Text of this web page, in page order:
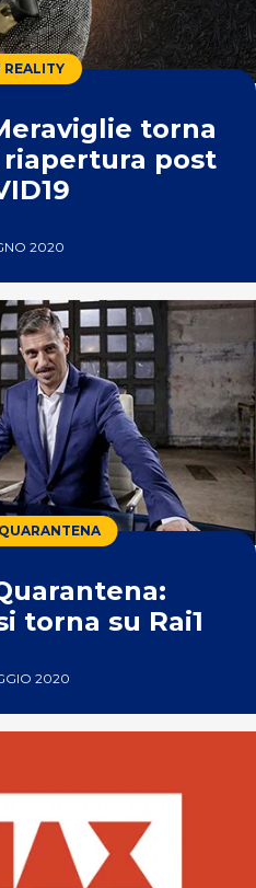
REALITY
torna
post
2020
torna su Rai1
2020